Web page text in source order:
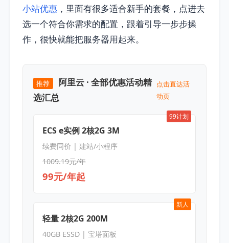
小站优惠 ，里面有很多适合新手的套餐，点进去
选一个符合你需求的配置，跟着引导一步步操
作，很快就能把服务器用起来。
推荐
阿里云 · 全部优惠活动精
选汇总
点击直达活
动页
99计划
ECS e实例 2核2G 3M
续费同价 | 建站/小程序
1009.19元/年
99元/年起
新人
轻量 2核2G 200M
40GB ESSD | 宝塔面板